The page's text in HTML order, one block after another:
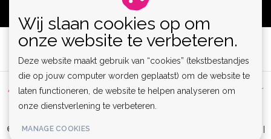
Algemene voorwaarden | Privacy Policy | Sitemap |
Disclaimer
RSS Feed
© Copyright 2026 - Lamor | Clubwear, Lingerie & Kinky Fashion XS-6XL |
Wij slaan cookies op om
onze website te verbeteren.
Deze website maakt gebruik van “cookies” (tekstbestandjes
die op jouw computer worden geplaatst) om de website te
laten functioneren, de website te helpen analyseren om
onze dienstverlening te verbeteren.
MANAGE COOKIES